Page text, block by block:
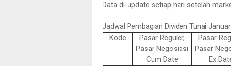
Data di-update setiap hari setelah
Jadwal Pembagian Dividen Tunai
Kode
Pasar Reguler,
Pasar Negosiasi
Cum Date
Pasar
Pasar
Ex